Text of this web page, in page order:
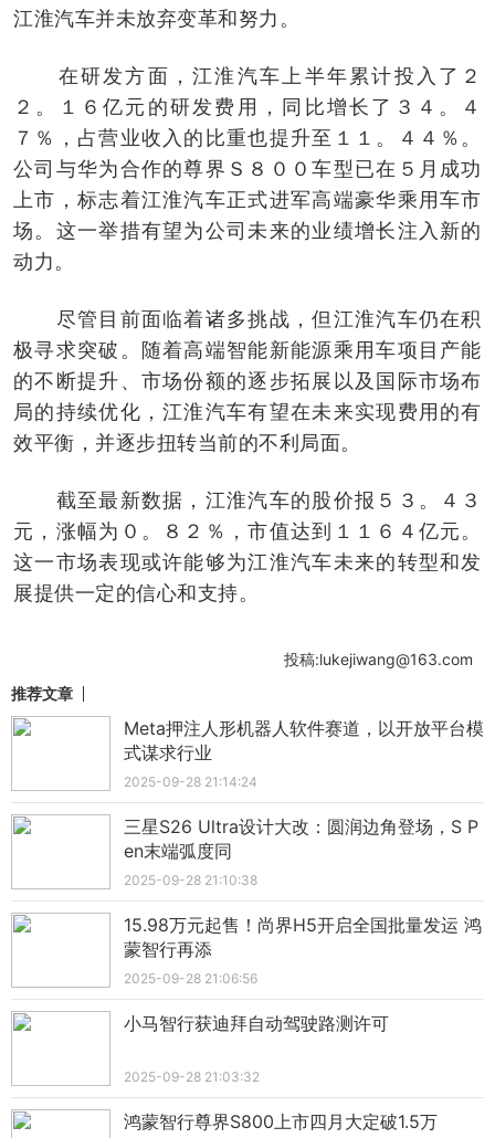
江淮汽车并未放弃变革和努力。
在研发方面，江淮汽车上半年累计投入了２
２。１６亿元的研发费用，同比增长了３４。４
７％，占营业收入的比重也提升至１１。４４％。
公司与华为合作的尊界Ｓ８００车型已在５月成功
上市，标志着江淮汽车正式进军高端豪华乘用车市
场。这一举措有望为公司未来的业绩增长注入新的
动力。
尽管目前面临着诸多挑战，但江淮汽车仍在积
极寻求突破。随着高端智能新能源乘用车项目产能
的不断提升、市场份额的逐步拓展以及国际市场布
局的持续优化，江淮汽车有望在未来实现费用的有
效平衡，并逐步扭转当前的不利局面。
截至最新数据，江淮汽车的股价报５３。４３
元，涨幅为０。８２％，市值达到１１６４亿元。
这一市场表现或许能够为江淮汽车未来的转型和发
展提供一定的信心和支持。
投稿:lukejiwang@163.com
推荐文章
Meta押注人形机器人软件赛道，以开放平台模
式谋求行业
2025-09-28 21:14:24
三星S26 Ultra设计大改：圆润边角登场，S P
en末端弧度同
2025-09-28 21:10:38
15.98万元起售！尚界H5开启全国批量发运 鸿
蒙智行再添
2025-09-28 21:06:56
小马智行获迪拜自动驾驶路测许可
2025-09-28 21:03:32
鸿蒙智行尊界S800上市四月大定破1.5万